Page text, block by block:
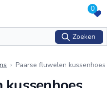
0
Zoeken
Paarse fluwelen kussenhoes
n slaapkamer